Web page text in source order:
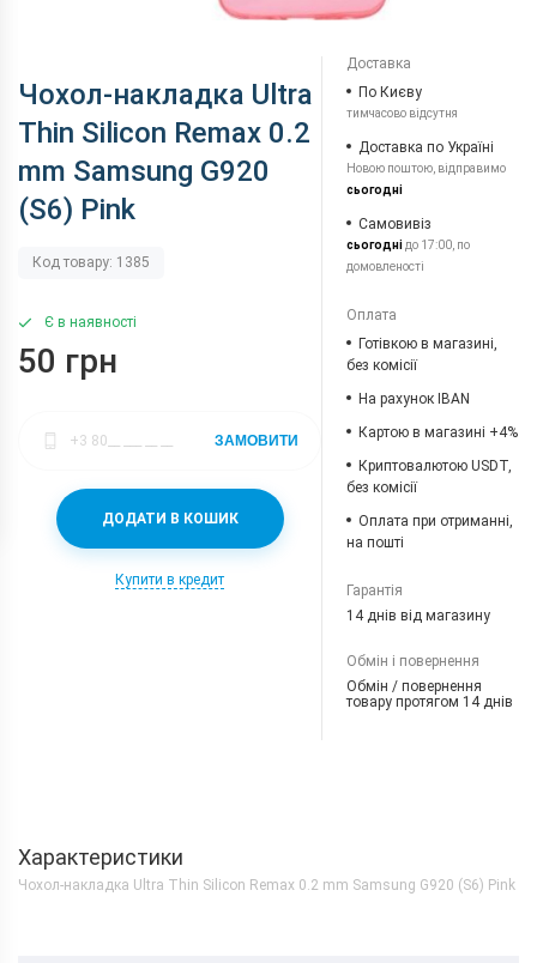
Чохол-накладка Ultra
Thin Silicon Remax 0.2
mm Samsung G920
(S6) Pink
Код товару: 1385
Є в наявності
50 грн
ДОДАТИ В КОШИК
Купити в кредит
ЗАМОВИТИ
Доставка
По Києву
тимчасово відсутня
Доставка по Україні
Новою поштою, відправимо
сьогодні
Самовивіз
сьогоднідо 17:00, по
домовленості
Оплата
Готівкою в магазині,
без комісії
На рахунок IBAN
Картою в магазині +4%
Криптовалютою USDT,
без комісії
Оплата при отриманні,
на пошті
Гарантія
14 днів від магазину
Обмін і повернення
Обмін / повернення
товару протягом 14 днів
Характеристики
Чохол-накладка Ultra Thin Silicon Remax 0.2 mm Samsung G920 (S6) Pink